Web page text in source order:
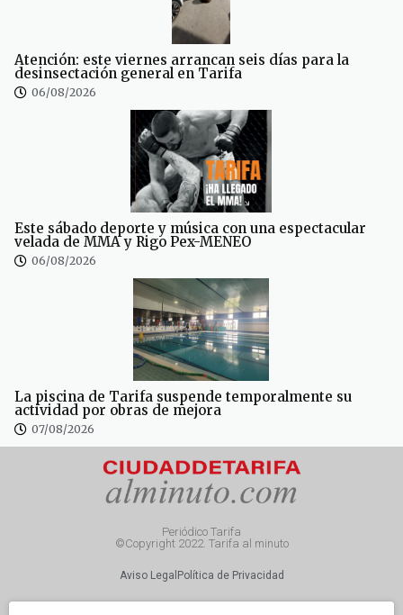
Atención: este viernes arrancan seis días para la
desinsectación general en Tarifa
06/08/2026
Este sábado deporte y música con una espectacular
velada de MMA y Rigo Pex-MENEO
06/08/2026
La piscina de Tarifa suspende temporalmente su
actividad por obras de mejora
07/08/2026
Periódico Tarifa
©Copyright 2022. Tarifa al minuto
Aviso Legal Política de Privacidad